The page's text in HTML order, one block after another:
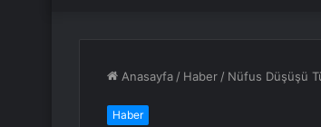
Anasayfa / Haber / Nüfus Düşüşü
Haber